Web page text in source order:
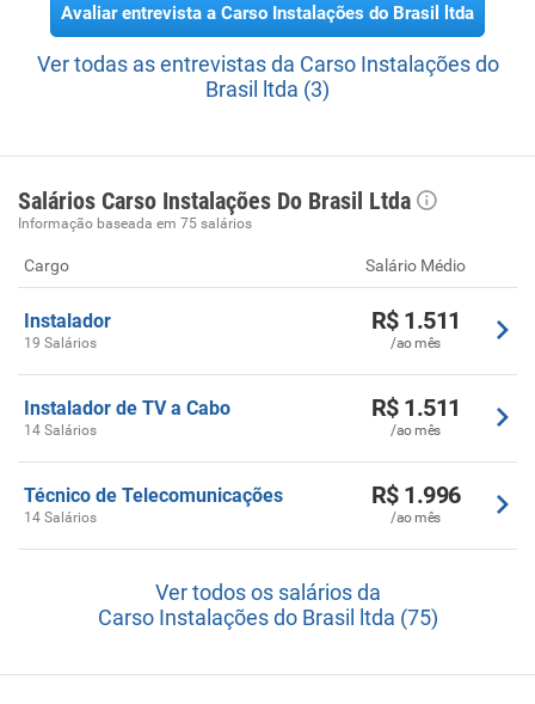
Avaliar entrevista a Carso Instalações do Brasil ltda
Ver todas as entrevistas da Carso Instalações do
Brasil ltda (3)
Salários Carso Instalações Do Brasil Ltda
Informação baseada em 75 salários
Cargo Salário Médio
Instalador
19 Salários
R$ 1.511
/ao mês
Instalador de TV a Cabo
14 Salários
R$ 1.511
/ao mês
Técnico de Telecomunicações
14 Salários
R$ 1.996
/ao mês
Ver todos os salários da
Carso Instalações do Brasil ltda (75)